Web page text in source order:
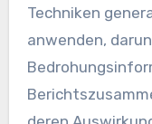
Techniken
anwenden,